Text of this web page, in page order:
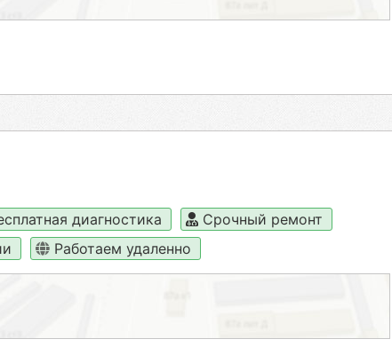
диагностика
Срочный ремонт
Работаем удаленно